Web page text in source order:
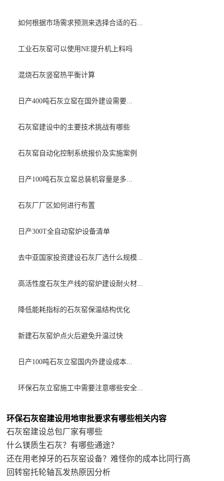
如何根据市场需求预测来选择合适的石...
工业石灰窑可以使用NE提升机上料吗
混烧石灰竖窑热平衡计算
日产400吨石灰立窑在国外建设需要...
石灰窑建设中的主要技术挑战有哪些
石灰窑自动化控制系统报价及实施案例
日产100吨石灰立窑总装机容量是多...
石灰厂厂区如何进行布置
日产300T全自动窑炉设备清单
去中亚国家投资建设石灰厂选什么规模...
高活性度石灰生产线的窑炉建设耐火材...
降低能耗指标的石灰窑保温结构优化
新建石灰窑炉点火后避免升温过快
日产100吨石灰立窑国内外建设成本...
环保石灰立窑施工中需要注意哪些安全...
环保石灰窑建设用地审批要求有哪些相关内容
石灰窑建设总包厂家有哪些
什么镁质生石灰？有哪些通途？
还在用老掉牙的石灰窑设备？难怪你的成本比同行高
回转窑托轮轴瓦发热原因分析